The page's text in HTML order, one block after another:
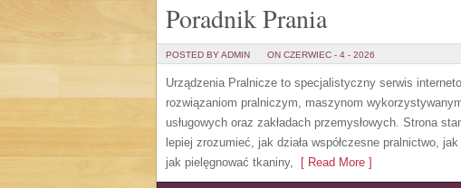
Poradnik Prania
POSTED BY ADMIN ON CZERWIEC - 4 - 2026
Urządzenia Pralnicze to specjalistyczny serwis
rozwiązaniom pralniczym, maszynom
usługowych oraz zakładach przemysłowych. Strona
lepiej zrozumieć, jak działa współczesne pralnictwo,
jak pielęgnować tkaniny, [ Read More ]